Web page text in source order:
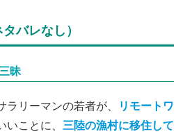
バレなし）
昧
リーマンの若者が、
リモートワ
いことに、 三陸の漁村に移住して